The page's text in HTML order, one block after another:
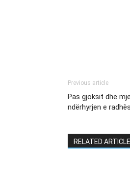
Previous article
Pas gjoksit dhe
ndërhyrjen e
RELATED